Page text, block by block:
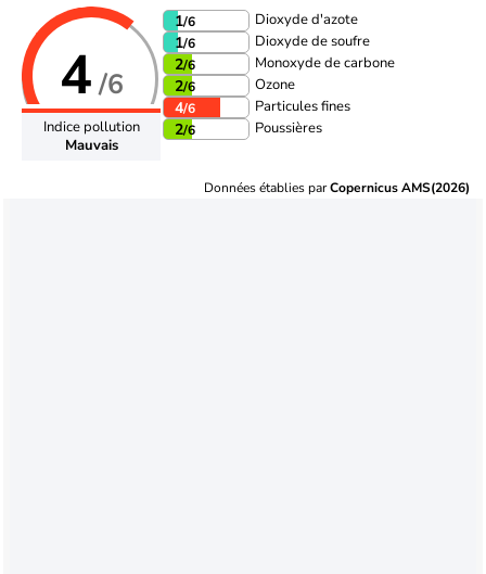
4/6
Indice pollution
Mauvais
1/6 Dioxyde d'azote
1/6 Dioxyde de soufre
2/6 Monoxyde de carbone
2/6 Ozone
4/6 Particules fines
2/6 Poussières
Données établies parCopernicus AMS(2026)